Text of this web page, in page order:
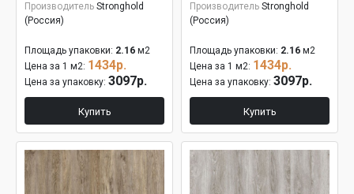
Производитель Stronghold
(Россия)
Площадь упаковки: 2.16 м2
Цена за 1 м2: 1434р.
Цена за упаковку: 3097р.
Купить
Производитель Stronghold
(Россия)
Площадь упаковки: 2.16 м2
Цена за 1 м2: 1434р.
Цена за упаковку: 3097р.
Купить